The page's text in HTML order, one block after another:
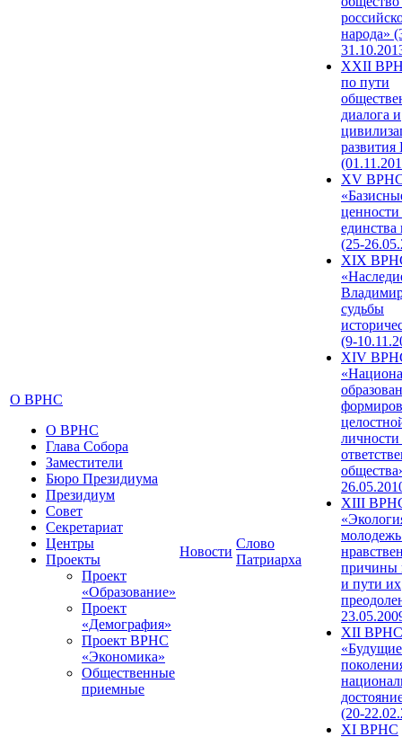
О ВРНС
О ВРНС
Глава Собора
Заместители
Бюро Президиума
Президиум
Совет
Секретариат
Центры
Проекты
Проект
«Образование»
Проект
«Демография»
Проект ВРНС
«Экономика»
Общественные
приемные
Новости
Слово
Патриарха
народа»
XXII
по пути
диалога и
развития
XV
единства
(25-
XIX
судьбы
(9-
XIV
XIII
причины
и пути их
XII ВРНС
«Будущие
(20-
XI ВРНС